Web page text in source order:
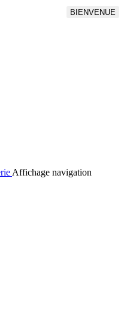
BIENVENUE
Affichage navigation